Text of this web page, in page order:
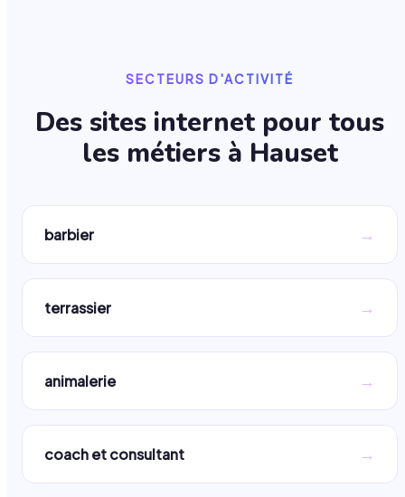
SECTEURS D'ACTIVITÉ
Des sites internet pour tous
les métiers à Hauset
barbier →
terrassier →
animalerie →
coach et consultant →